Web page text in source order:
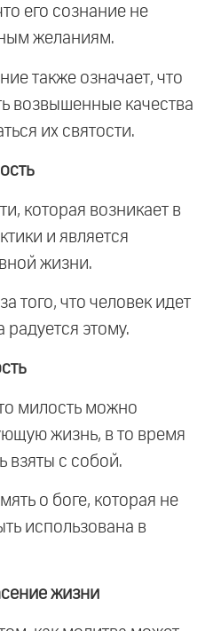
его сознание не
желаниям.
также означает, что
возвышенные качества
их святости.
которая возникает в
и является
жизни.
того, что человек идет
радуется этому.
милость можно
жизнь, в то время
взяты с собой.
о боге, которая не
использована в
жизни